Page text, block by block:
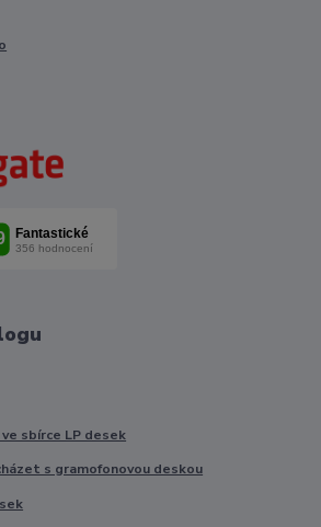
sbírce LP desek
s gramofonovou deskou